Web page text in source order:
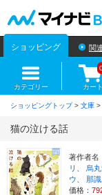
ショッピング 関
カテゴリー カート
ショッピングトップ> 文庫 >
猫の泣ける話
著作者名
リ
烏
ウ
那
価格：